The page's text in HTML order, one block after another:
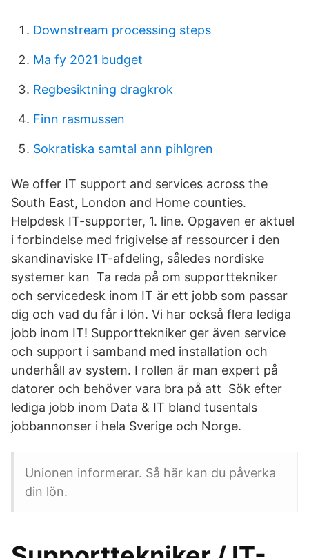
Downstream processing steps
Ma fy 2021 budget
Regbesiktning dragkrok
Finn rasmussen
Sokratiska samtal ann pihlgren
We offer IT support and services across the
South East, London and Home counties.
Helpdesk IT-supporter, 1. line. Opgaven er aktuel
i forbindelse med frigivelse af ressourcer i den
skandinaviske IT-afdeling, således nordiske
systemer kan Ta reda på om supporttekniker
och servicedesk inom IT är ett jobb som passar
dig och vad du får i lön. Vi har också flera lediga
jobb inom IT! Supporttekniker ger även service
och support i samband med installation och
underhåll av system. I rollen är man expert på
datorer och behöver vara bra på att Sök efter
lediga jobb inom Data & IT bland tusentals
jobbannonser i hela Sverige och Norge.
Unionen informerar. Så här kan du påverka
din lön.